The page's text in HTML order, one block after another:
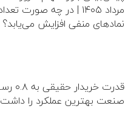
مرداد ۱۴۰۵ | در چه صورت
نماد‌های منفی افزایش می‌یابد؟
قدرت
صنعت بهترین عملکرد را